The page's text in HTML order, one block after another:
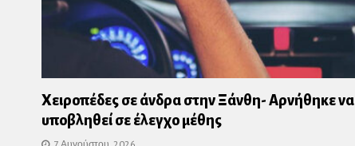
Χειροπέδες σε άνδρα στην Ξάνθη- Αρνήθηκε να
υποβληθεί σε έλεγχο μέθης